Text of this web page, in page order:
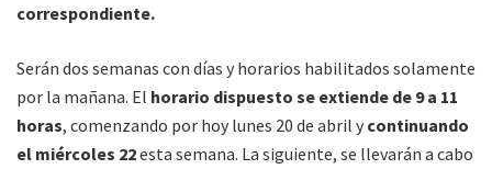
correspondiente.
Serán dos semanas con días y horarios habilitados solamente
por la mañana. El horario dispuesto se extiende de 9 a 11
horas, comenzando por hoy lunes 20 de abril y continuando
el miércoles 22esta semana. La siguiente, se llevarán a cabo